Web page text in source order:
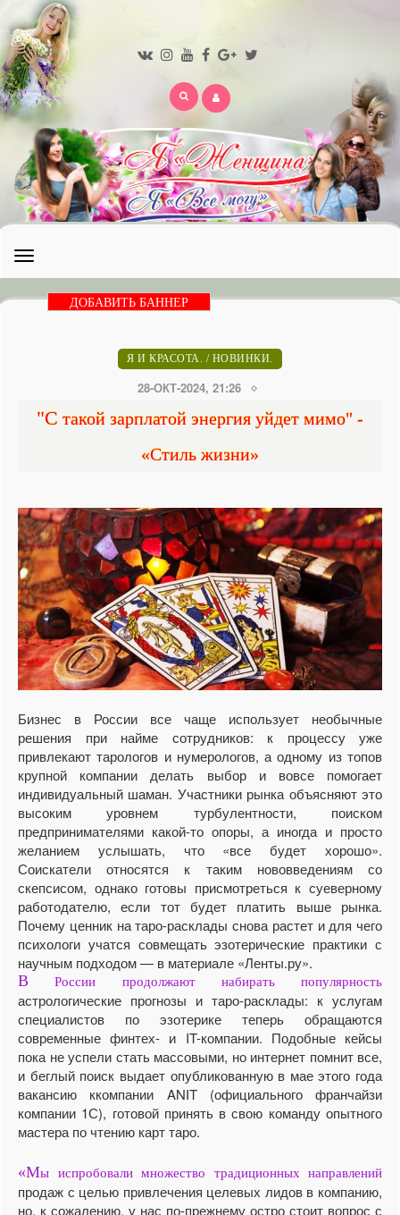
Открыть
меню
ДОБАВИТЬ БАННЕР
Я И КРАСОТА. / НОВИНКИ.
28-ОКТ-2024, 21:26
"С такой зарплатой энергия уйдет мимо" -
«Стиль жизни»
Бизнес в России все чаще использует необычные
решения при найме сотрудников: к процессу уже
привлекают тарологов и нумерологов, а одному из топов
крупной компании делать выбор и вовсе помогает
индивидуальный шаман. Участники рынка объясняют это
высоким уровнем турбулентности, поиском
предпринимателями какой-то опоры, а иногда и просто
желанием услышать, что «все будет хорошо».
Соискатели относятся к таким нововведениям со
скепсисом, однако готовы присмотреться к суеверному
работодателю, если тот будет платить выше рынка.
Почему ценник на таро-расклады снова растет и для чего
психологи учатся совмещать эзотерические практики с
научным подходом — в материале «Ленты.ру».
В России продолжают набирать популярность
астрологические прогнозы и таро-расклады: к услугам
специалистов по эзотерике теперь обращаются
современные финтех- и IT-компании. Подобные кейсы
пока не успели стать массовыми, но интернет помнит все,
и беглый поиск выдает опубликованную в мае этого года
вакансию ккомпании ANIT (официального франчайзи
компании 1С), готовой принять в свою команду опытного
мастера по чтению карт таро.
«Мы испробовали множество традиционных направлений
продаж с целью привлечения целевых лидов в компанию,
но, к сожалению, у нас по-прежнему остро стоит вопрос с